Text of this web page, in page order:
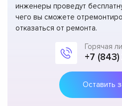
инженеры проведут
чего вы сможете
отказаться от ремонта.
Горячая
+7